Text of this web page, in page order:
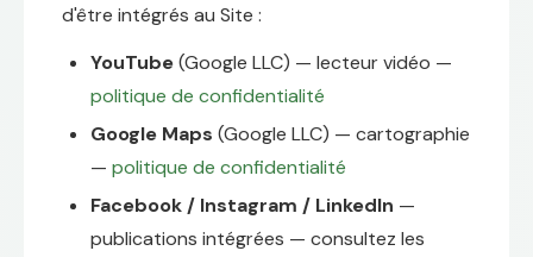
d'être intégrés au Site :
YouTube(Google LLC) — lecteur vidéo —
politique de confidentialité
Google Maps (Google LLC) — cartographie
— politique de confidentialité
Facebook / Instagram / LinkedIn —
publications intégrées — consultez les